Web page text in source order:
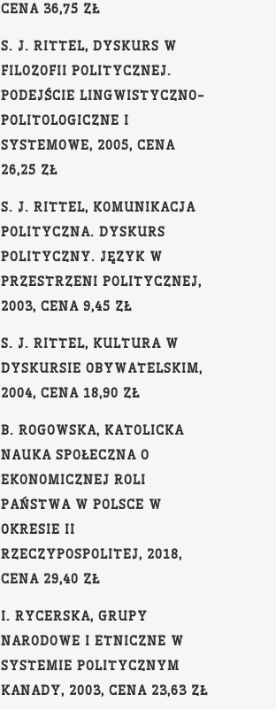
CENA 36,75 ZŁ
S. J. RITTEL, DYSKURS W
FILOZOFII POLITYCZNEJ.
PODEJŚCIE LINGWISTYCZNO-
POLITOLOGICZNE I
SYSTEMOWE, 2005, CENA
26,25 ZŁ
S. J. RITTEL, KOMUNIKACJA
POLITYCZNA. DYSKURS
POLITYCZNY. JĘZYK W
PRZESTRZENI POLITYCZNEJ,
2003, CENA 9,45 ZŁ
S. J. RITTEL, KULTURA W
DYSKURSIE OBYWATELSKIM,
2004, CENA 18,90 ZŁ
B. ROGOWSKA, KATOLICKA
NAUKA SPOŁECZNA O
EKONOMICZNEJ ROLI
PAŃSTWA W POLSCE W
OKRESIE II
RZECZYPOSPOLITEJ, 2018,
CENA 29,40 ZŁ
I. RYCERSKA, GRUPY
NARODOWE I ETNICZNE W
SYSTEMIE POLITYCZNYM
KANADY, 2003, CENA 23,63 ZŁ